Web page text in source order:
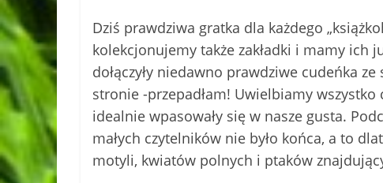
Dziś prawdziwa gratka dla każdego
kolekcjonujemy także zakładki i mamy ich
dołączyły niedawno prawdziwe cudeńka
stronie -przepadłam! Uwielbiamy wszystko
idealnie wpasowały się w nasze gusta.
małych czytelników nie było końca, a to
motyli, kwiatów polnych i ptaków